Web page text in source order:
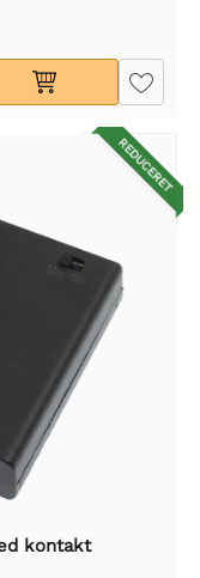
REDUCERET
kontakt